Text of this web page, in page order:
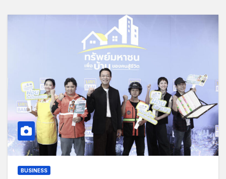
BUSINESS